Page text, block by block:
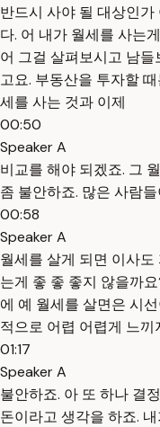
반드시 사야 될 대상인
다. 어 내가 월세를 사는
어 그걸 살펴보시고 남
고요. 부동산을 투자할
세를 사는 것과 이제
00:50
Speaker A
비교를 해야 되겠죠. 그
좀 불안하죠. 많은 사람
00:58
Speaker A
월세를 살게 되면 이사
는게 좋 좋 좋지 않을까
에 예 월세를 살면은 시
적으로 어렵 어렵게 느
01:17
Speaker A
불안하죠. 아 또 하나 결
돈이라고 생각을 하죠.